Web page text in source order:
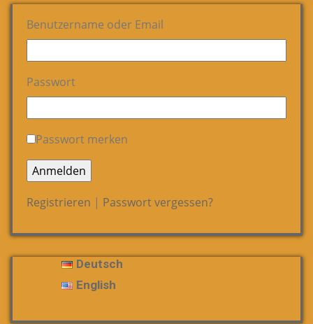
Benutzername oder Email
Passwort
Passwort merken
Registrieren | Passwort vergessen?
Deutsch
English